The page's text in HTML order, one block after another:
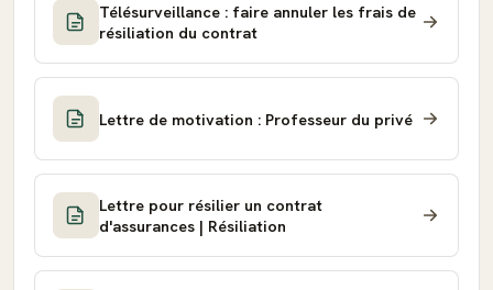
Télésurveillance : faire annuler les frais de
résiliation du contrat
Lettre de motivation : Professeur du privé
Lettre pour résilier un contrat
d'assurances | Résiliation